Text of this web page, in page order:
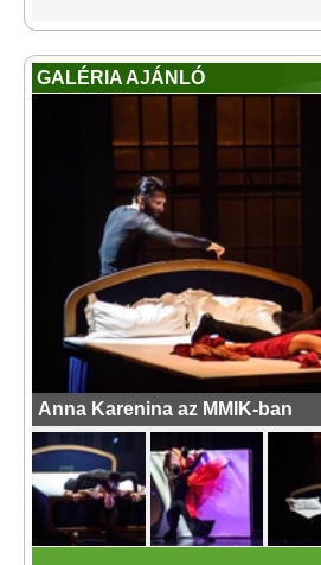
GALÉRIA AJÁNLÓ
Anna Karenina az MMIK-ban